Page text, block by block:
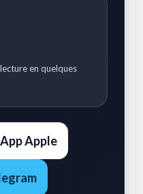
en quelques
Apple